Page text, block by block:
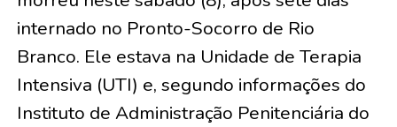
internado no Pronto-Socorro de Rio
Branco. Ele estava na Unidade de Terapia
Intensiva (UTI) e, segundo informações do
Instituto de Administração Penitenciária do